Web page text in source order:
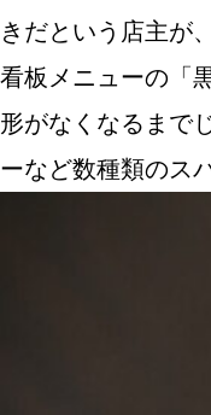
きだという店主が
看板メニューの「
形がなくなるまで
ーなど数種類のス